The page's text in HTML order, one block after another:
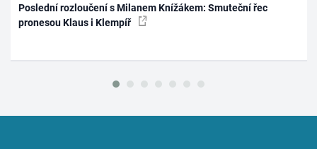
Poslední rozloučení s Milanem Knížákem: Smuteční řec
pronesou Klaus i Klempíř